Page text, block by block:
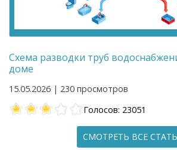
Схема разводки труб
доме
15.05.2026 | 230 просмотров
Голосов: 23051
СМОТРЕТЬ ВСЕ